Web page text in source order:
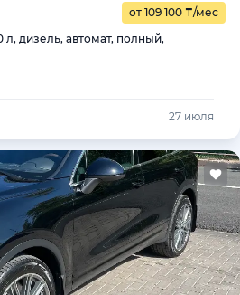
от 109 100 ₸/мес
дизель, автомат, полный,
27 июля